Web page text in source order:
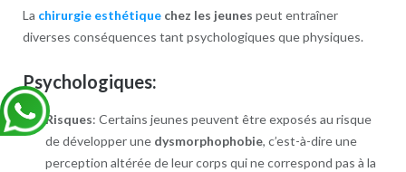
La chirurgie esthétiquechez les jeunes peut entraîner
diverses conséquences tant psychologiques que physiques.
Psychologiques:
Risques: Certains jeunes peuvent être exposés au risque
de développer une dysmorphophobie, c’est-à-dire une
perception altérée de leur corps qui ne correspond pas à la